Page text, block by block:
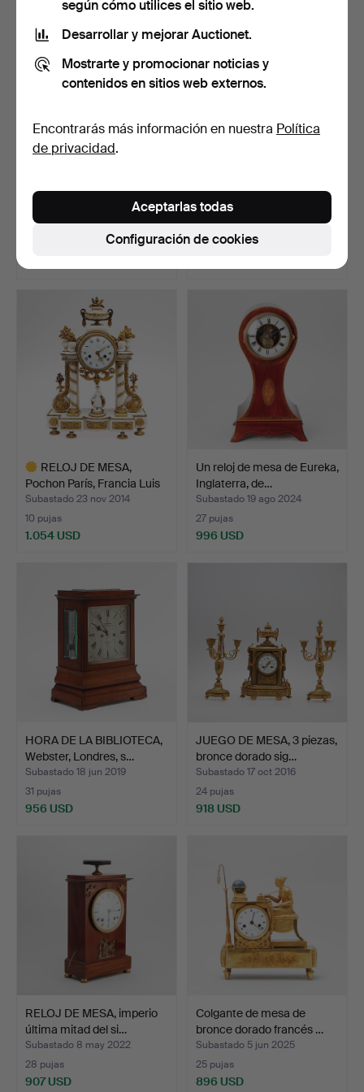
Lote
seleccionado
PÉNDULO DE MESA,
probablemen…
Subastado 10 ago 2020
RELOJ DE MESA, "Atmos",
Clásico, cal 526-5…
Subastado 21 may 2020
31 pujas
RELOJ DE MESA,
Pochon París, Francia Luis
…
Subastado 23 nov 2014
10 pujas
1.054 USD
Un reloj de mesa de Eureka,
Inglaterra, de…
Subastado 19 ago 2024
27 pujas
996 USD
HORA DE LA BIBLIOTECA,
Webster, Londres, s…
Subastado 18 jun 2019
31 pujas
956 USD
JUEGO DE MESA, 3 piezas,
bronce dorado sig…
Subastado 17 oct 2016
24 pujas
918 USD
RELOJ DE MESA, imperio
última mitad del si…
Subastado 8 may 2022
28 pujas
907 USD
Colgante de mesa de
bronce dorado francés …
Subastado 5 jun 2025
25 pujas
896 USD
según cómo utilices el sitio web.
Desarrollar y mejorar Auctionet.
Mostrarte y promocionar noticias y
contenidos en sitios web externos.
Encontrarás más información en nuestra Política
de privacidad.
Configuración de cookies
Aceptarlas todas